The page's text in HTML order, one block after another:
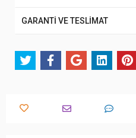
GARANTİ VE TESLİMAT